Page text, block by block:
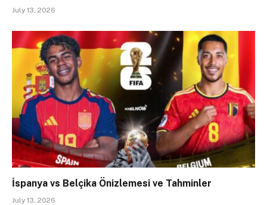
July 13, 2026
İspanya vs Belçika Önizlemesi ve Tahminler
July 13, 2026